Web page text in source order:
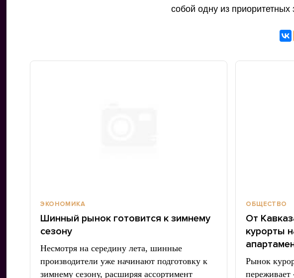
собой одну из
ЭКОНОМИКА
Шинный рынок готовится к зимнему
сезону
Несмотря на середину лета, шинные
производители уже начинают подготовку к
зимнему сезону, расширяя ассортимент
ОБЩЕСТВО
От
курорты
Рынок
переживает